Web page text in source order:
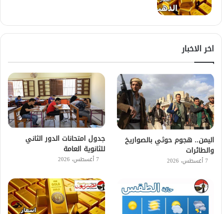
اخر الاخبار
اليمن.. هجوم حوثي بالصواريخ
والطائرات
7 أغسطس، 2026
جدول امتحانات الدور الثاني
للثانوية العامة
7 أغسطس، 2026